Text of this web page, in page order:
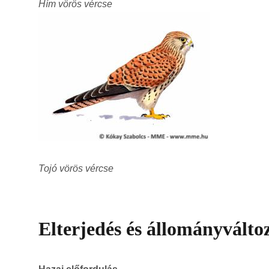
Hím vörös vércse
Tojó vörös vércse
Elterjedés és